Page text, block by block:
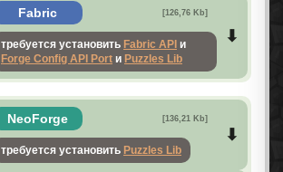
Fabric [126,76 Kb]
требуется установить Fabric API и
Forge Config API Port и Puzzles Lib
NeoForge [136,21 Kb]
требуется установить Puzzles Lib